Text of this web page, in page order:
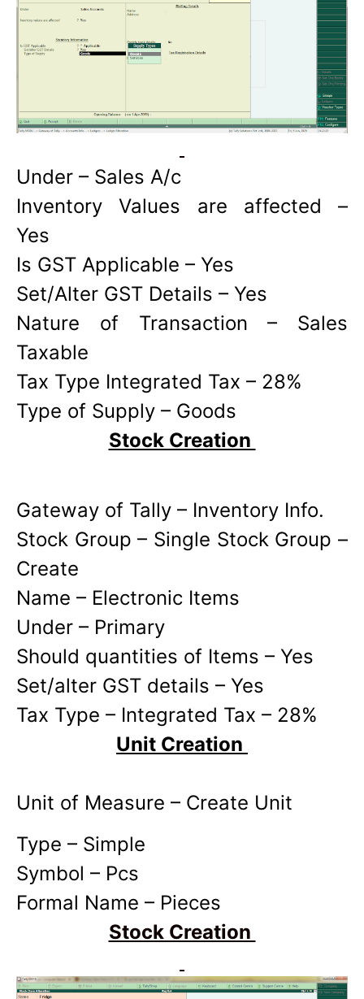
Under – Sales A/c
Inventory Values are affected –
Yes
Is GST Applicable – Yes
Set/Alter GST Details – Yes
Nature of Transaction – Sales
Taxable
Tax Type Integrated Tax – 28%
Type of Supply – Goods
Stock Creation
Gateway of Tally – Inventory Info.
Stock Group – Single Stock Group –
Create
Name – Electronic Items
Under – Primary
Should quantities of Items – Yes
Set/alter GST details – Yes
Tax Type – Integrated Tax – 28%
Unit Creation
Unit of Measure – Create Unit
Type – Simple
Symbol – Pcs
Formal Name – Pieces
Stock Creation